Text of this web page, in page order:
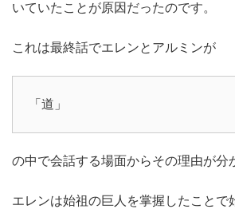
いていたことが原因だったのです。
これは最終話でエレンとアルミンが
「道」
の中で会話する場面からその理由が分
エレンは始祖の巨人を掌握したことで